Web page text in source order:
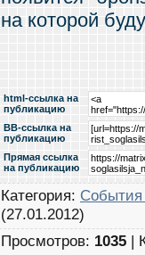
на которой
html-cсылка на
публикацию
BB-cсылка на
публикацию
Прямая ссылка
на публикацию
Категория:
(27.01.2012)
Просмотров: 1035 |